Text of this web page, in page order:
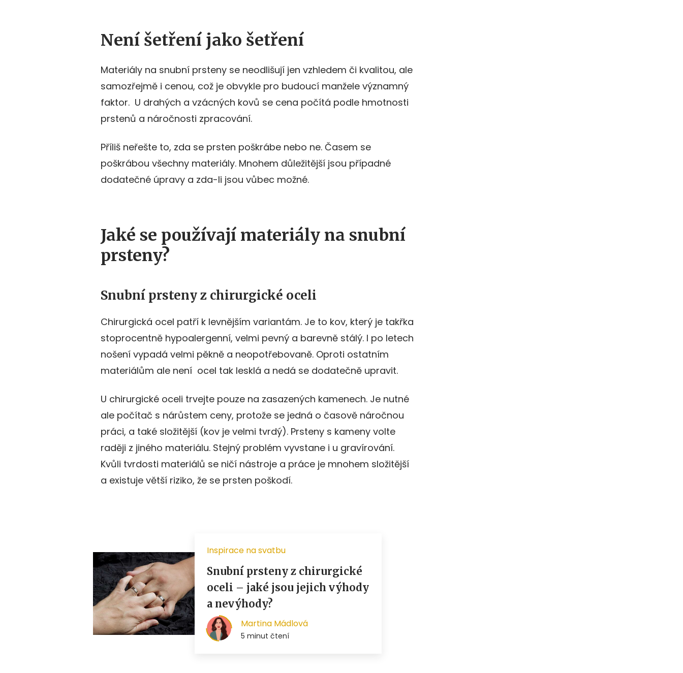
Není šetření jako šetření
Materiály na snubní prsteny se neodlišují jen vzhledem či kvalitou, ale
samozřejmě i cenou, což je obvykle pro budoucí manžele významný
faktor. U drahých a vzácných kovů se cena počítá podle hmotnosti
prstenů a náročnosti zpracování.
Příliš neřešte to, zda se prsten poškrábe nebo ne. Časem se
poškrábou všechny materiály. Mnohem důležitější jsou případné
dodatečné úpravy a zda-li jsou vůbec možné.
Jaké se používají materiály na snubní
prsteny?
Snubní prsteny z chirurgické oceli
Chirurgická ocel patří k levnějším variantám. Je to kov, který je takřka
stoprocentně hypoalergenní, velmi pevný a barevně stálý. I po letech
nošení vypadá velmi pěkně a neopotřebovaně. Oproti ostatním
materiálům ale není ocel tak lesklá a nedá se dodatečně upravit.
U chirurgické oceli trvejte pouze na zasazených kamenech. Je nutné
ale počítač s nárůstem ceny, protože se jedná o časově náročnou
práci, a také složitější (kov je velmi tvrdý). Prsteny s kameny volte
raději z jiného materiálu. Stejný problém vyvstane i u gravírování.
Kvůli tvrdosti materiálů se ničí nástroje a práce je mnohem složitější
a existuje větší riziko, že se prsten poškodí.